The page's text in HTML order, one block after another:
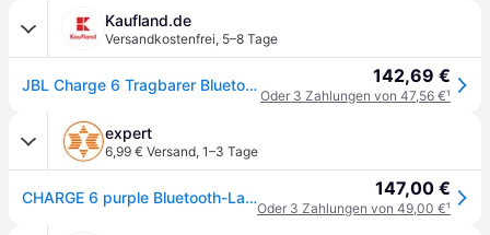
Kaufland.de
Versandkostenfrei, 5–8 Tage
JBL Charge 6 Tragbarer Bluetooth-Lautsprecher, 45 W, 28 Stunden, IP68 wasserdicht, staubdicht und stoßfest, integrierte Powerbank, violett 142,69 €
Oder 3 Zahlungen von 47,56 €¹
expert
6,99 € Versand, 1–3 Tage
CHARGE 6 purple Bluetooth-Lautsprecher 147,00 €
Oder 3 Zahlungen von 49,00 €¹